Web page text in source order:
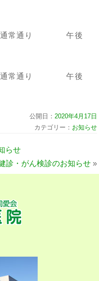
常通り 午後
通り 午後
公開日： 2020年4月17日
カテゴリー： お知らせ
らせ
・がん検診のお知らせ»